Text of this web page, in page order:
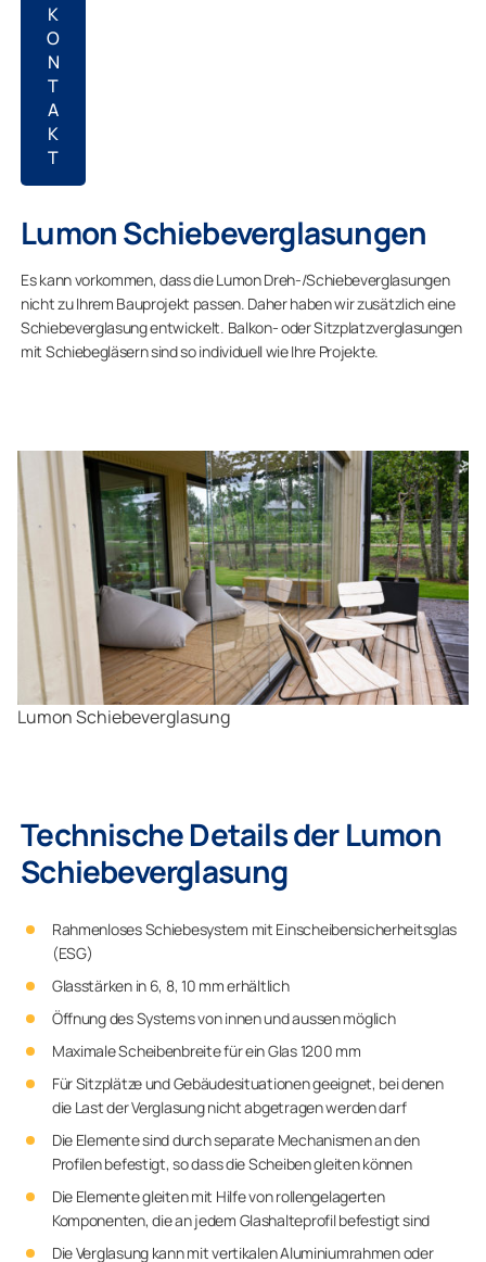
K
O
N
T
A
K
T
Lumon Schiebeverglasungen
Es kann vorkommen, dass die Lumon Dreh-/Schiebeverglasungen
nicht zu Ihrem Bauprojekt passen. Daher haben wir zusätzlich eine
Schiebeverglasung entwickelt. Balkon- oder Sitzplatzverglasungen
mit Schiebegläsern sind so individuell wie Ihre Projekte.
Lumon Schiebeverglasung
Technische Details der Lumon
Schiebeverglasung
Rahmenloses Schiebesystem mit Einscheibensicherheitsglas
(ESG)
Glasstärken in 6, 8, 10 mm erhältlich
Öffnung des Systems von innen und aussen möglich
Maximale Scheibenbreite für ein Glas 1200 mm
Für Sitzplätze und Gebäudesituationen geeignet, bei denen
die Last der Verglasung nicht abgetragen werden darf
Die Elemente sind durch separate Mechanismen an den
Profilen befestigt, so dass die Scheiben gleiten können
Die Elemente gleiten mit Hilfe von rollengelagerten
Komponenten, die an jedem Glashalteprofil befestigt sind
Die Verglasung kann mit vertikalen Aluminiumrahmen oder